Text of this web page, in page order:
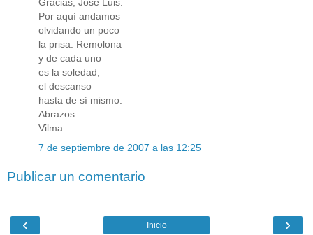
Gracias, José Luis.
Por aquí andamos
olvidando un poco
la prisa. Remolona
y de cada uno
es la soledad,
el descanso
hasta de sí mismo.
Abrazos
Vilma
7 de septiembre de 2007 a las 12:25
Publicar un comentario
‹ ›
Inicio